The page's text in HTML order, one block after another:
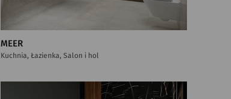
MEER
Kuchnia, Łazienka, Salon i hol